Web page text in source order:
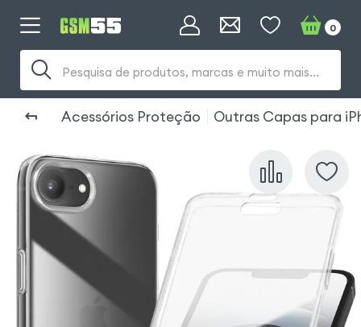
Pesquisa de produtos, marcas e muito mais...
0
Acessórios Proteção Outras Capas para